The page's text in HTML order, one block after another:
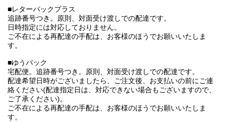
■レターパックプラス
追跡番号つき。原則、対面受け渡しでの配達です。
日時指定には対応しておりません。
ご不在による再配達の手配は、お客様のほうでお願いいたしま
す。
■ゆうパック
宅配便。追跡番号つき。原則、対面受け渡しでの配達です。
配達希望日時がございましたら、ご注文後、お支払いの前にご連
絡ください(配達指定日は、対応できない場合もございますので、
ご了承ください)。
ご不在による再配達の手配は、お客様のほうでお願いいたしま
す。